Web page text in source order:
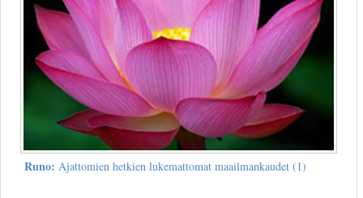
Runo: Ajattomien hetkien lukemattomat maailmankaudet (1)